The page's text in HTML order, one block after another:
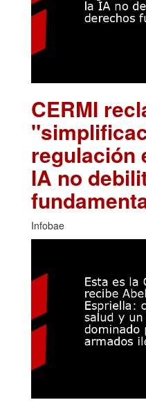
CERMI
regulación
IA no
Infobae